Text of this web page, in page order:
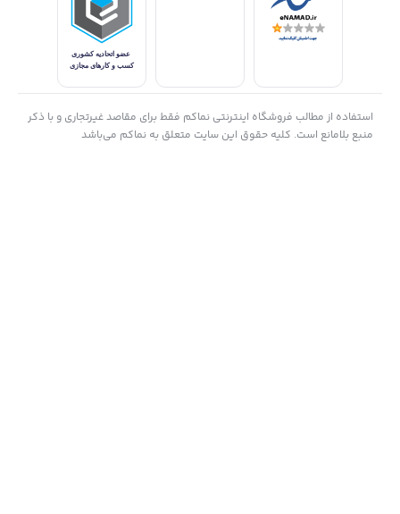
استفاده از مطالب فروشگاه اینترنتی نماکم فقط برای مقاصد غیرتجاری و با ذکر
منبع بلامانع است. کلیه حقوق این سایت متعلق به نماکم می‌باشد